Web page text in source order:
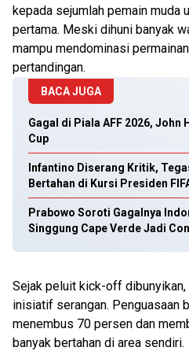
kepada sejumlah pemain muda
pertama. Meski dihuni banyak
mampu mendominasi
pertandingan.
BACA JUGA
Gagal di Piala AFF 2026, John
Cup
Infantino Diserang Kritik,
Bertahan di Kursi Presiden
Prabowo Soroti Gagalnya
Singgung Cape Verde Jadi
Sejak peluit kick-off
inisiatif serangan. Penguasaan
menembus 70 persen dan
banyak bertahan di area sendiri.